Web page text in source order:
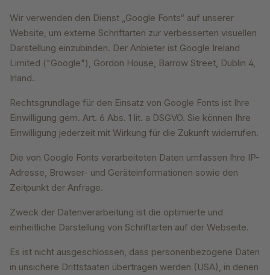
Wir verwenden den Dienst „Google Fonts“ auf unserer
Website, um externe Schriftarten zur verbesserten visuellen
Darstellung einzubinden. Der Anbieter ist Google Ireland
Limited ("Google"), Gordon House, Barrow Street, Dublin 4,
Irland.
Rechtsgrundlage für den Einsatz von Google Fonts ist Ihre
Einwilligung gem. Art. 6 Abs. 1 lit. a DSGVO. Sie können Ihre
Einwilligung jederzeit mit Wirkung für die Zukunft widerrufen.
Die von Google Fonts verarbeiteten Daten umfassen Ihre IP-
Adresse, Browser- und Geräteinformationen sowie den
Zeitpunkt der Anfrage.
Zweck der Datenverarbeitung ist die optimierte und
einheitliche Darstellung von Schriftarten auf der Webseite.
Es ist nicht ausgeschlossen, dass personenbezogene Daten
in unsichere Drittstaaten übertragen werden (USA), in denen